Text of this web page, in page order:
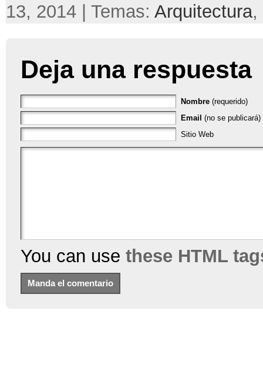
13, 2014 | Temas: Arquitectura,
Deja una respuesta
Nombre (requerido)
Email (no se publicará)
Sitio Web
You can use these HTML